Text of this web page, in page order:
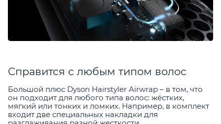
Справится с любым типом волос
Большой плюс Dyson Hairstyler Airwrap – в том, что
он подходит для любого типа волос: жёстких,
мягкий или тонких и ломких. Например, в комплект
входит две специальных накладки для